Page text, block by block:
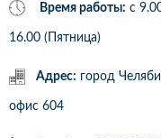
Время работы: с
16.00 (Пятница)
Адрес: город
офис 604